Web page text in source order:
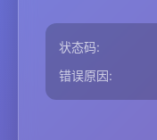
状态码:
错误原因: